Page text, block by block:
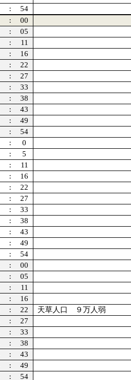
:
54
:
00
:
05
:
11
:
16
:
22
:
27
:
33
:
38
:
43
:
49
:
54
:
0
:
5
:
11
:
16
:
22
:
27
:
33
:
38
:
43
:
49
:
54
:
00
:
05
:
11
:
16
: 22
天草人口 ９万人弱
:
27
:
33
:
38
:
43
:
49
:
54